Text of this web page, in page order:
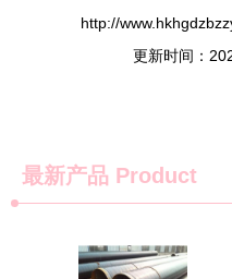
http://
更新时间：
最新产品 Product